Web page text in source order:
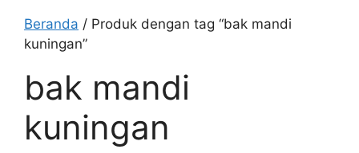
Beranda / Produk dengan tag “bak mandi
kuningan”
bak mandi
kuningan